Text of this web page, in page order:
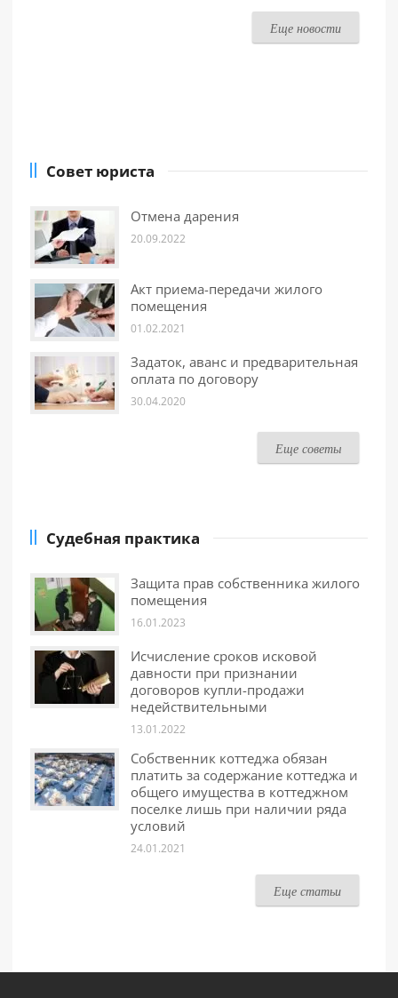
Еще новости
Совет юриста
Отмена дарения
20.09.2022
Акт приема-передачи жилого
помещения
01.02.2021
Задаток, аванс и предварительная
оплата по договору
30.04.2020
Еще советы
Судебная практика
Защита прав собственника жилого
помещения
16.01.2023
Исчисление сроков исковой
давности при признании
договоров купли-продажи
недействительными
13.01.2022
Собственник коттеджа обязан
платить за содержание коттеджа и
общего имущества в коттеджном
поселке лишь при наличии ряда
условий
24.01.2021
Еще статьи